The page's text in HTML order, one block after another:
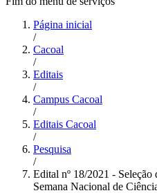
Página inicial
/
Cacoal
/
Editais
/
Campus Cacoal
/
Editais Cacoal
/
Pesquisa
/
Edital nº 18/2021 - Seleção
Semana Nacional de